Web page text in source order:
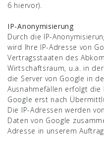
6 hiervor).
IP-Anonymisierung
Durch die IP-
wird Ihre IP-Adresse von
Vertragsstaaten des
Wirtschaftsraum, u.a. in
die Server von Google in
Ausnahmefällen erfolgt die
Google erst nach
Die IP-Adressen werden
Daten von Google
Adresse in unserem